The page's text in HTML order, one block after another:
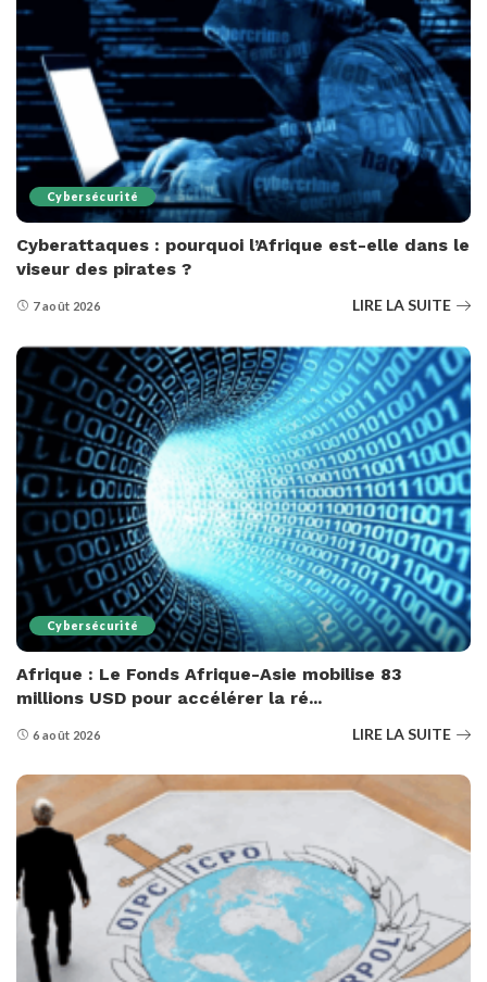
Cybersécurité
Cyberattaques : pourquoi l’Afrique est-elle dans le
viseur des pirates ?
7 août 2026 LIRE LA SUITE
Cybersécurité
Afrique : Le Fonds Afrique-Asie mobilise 83
millions USD pour accélérer la ré...
6 août 2026 LIRE LA SUITE